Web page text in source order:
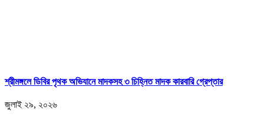
শ্রীমঙ্গলে ডিবির পৃথক অভিযানে মাদকসহ ৩ চিহ্নিত মাদক কারবারি গ্রেপ্তার
জুলাই ২৯, ২০২৬